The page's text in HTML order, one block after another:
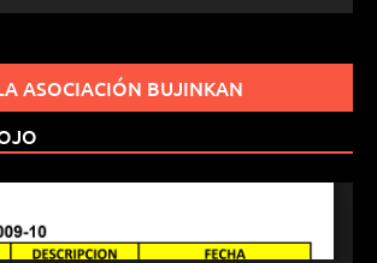
ASOCIACIÓN BUJINKAN